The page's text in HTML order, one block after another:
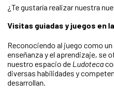
¿Te gustaría realizar nuestra
Visitas guiadas y juegos en la
Reconociendo al juego como
enseñanza y el aprendizaje, se
nuestro espacio de Ludoteca
diversas habilidades y
desarrollan.